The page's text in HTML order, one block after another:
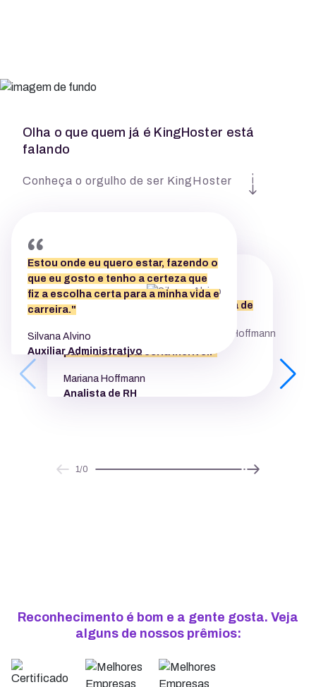
Olha o que quem já é KingHoster está
falando
Conheça o orgulho de ser KingHoster
Estou onde eu quero estar, fazendo o
que eu gosto e tenho a certeza que
fiz a escolha certa para a minha vida e
carreira."
Silvana Alvino
Auxiliar Administrativo
Ser uma KingHoster é uma jornada de
constante, e sou grata por fazer
parte dessa parceria incrível."
Mariana Hoffmann
Analista de RH
Prev 1/0 Next
Reconhecimento é bom e a gente gosta. Veja
alguns de nossos prêmios: